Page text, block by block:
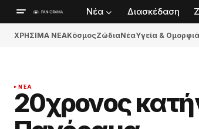
Νέα Διασκέδαση
ΧΡΗΣΙΜΑ ΝΕΑΚόσμοςΖώδιαΝέαΥγεία & Ομορφιά
ΝΈΑ
20χρονος